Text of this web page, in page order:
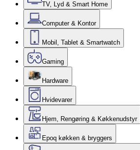
TV, Lyd & Smart Home
Computer & Kontor
Mobil, Tablet & Smartwatch
Gaming
Hardware
Hvidevarer
Hjem, Rengøring & Køkkenudstyr
Epoq køkken & bryggers